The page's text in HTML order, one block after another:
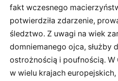
fakt wczesnego
potwierdziła zdarzenie,
śledztwo. Z uwagi na wiek
domniemanego ojca, służby
ostrożnością i poufnością.
w wielu krajach europejskich,